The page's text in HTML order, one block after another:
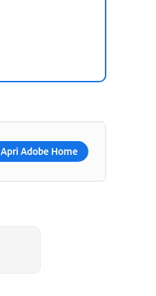
Apri Adobe Home